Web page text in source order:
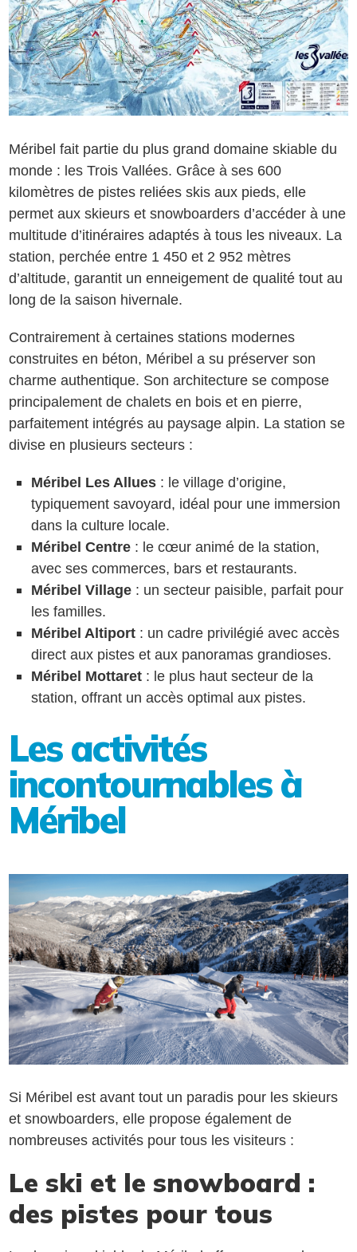
Méribel fait partie du plus grand domaine skiable du
monde : les Trois Vallées. Grâce à ses 600
kilomètres de pistes reliées skis aux pieds, elle
permet aux skieurs et snowboarders d’accéder à une
multitude d’itinéraires adaptés à tous les niveaux. La
station, perchée entre 1 450 et 2 952 mètres
d’altitude, garantit un enneigement de qualité tout au
long de la saison hivernale.
Contrairement à certaines stations modernes
construites en béton, Méribel a su préserver son
charme authentique. Son architecture se compose
principalement de chalets en bois et en pierre,
parfaitement intégrés au paysage alpin. La station se
divise en plusieurs secteurs :
Méribel Les Allues: le village d’origine,
typiquement savoyard, idéal pour une immersion
dans la culture locale.
Méribel Centre: le cœur animé de la station,
avec ses commerces, bars et restaurants.
Méribel Village: un secteur paisible, parfait pour
les familles.
Méribel Altiport: un cadre privilégié avec accès
direct aux pistes et aux panoramas grandioses.
Méribel Mottaret: le plus haut secteur de la
station, offrant un accès optimal aux pistes.
Les activités
incontournables à
Méribel
Si Méribel est avant tout un paradis pour les skieurs
et snowboarders, elle propose également de
nombreuses activités pour tous les visiteurs :
Le ski et le snowboard :
des pistes pour tous